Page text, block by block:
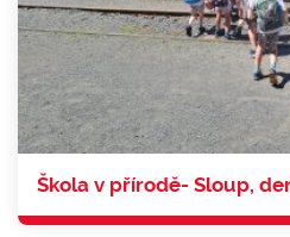
Škola v přírodě- Sloup,